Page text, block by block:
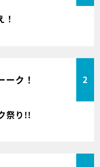
ーク！ 2
祭り!!